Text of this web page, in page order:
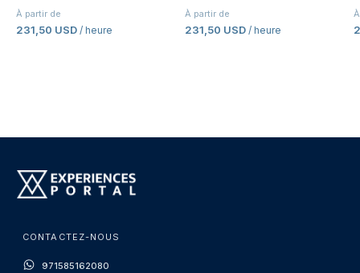
À partir de
231,50 USD / heure
À partir de
231,50 USD / heure
CONTACTEZ-NOUS
971585162080